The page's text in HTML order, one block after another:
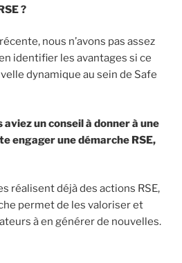
?
nous n’avons pas assez
identifier les avantages si ce
dynamique au sein de Safe
un conseil à donner à une
engager une démarche RSE,
réalisent déjà des actions RSE,
permet de les valoriser et
à en générer de nouvelles.